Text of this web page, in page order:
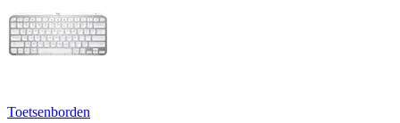
Toetsenborden